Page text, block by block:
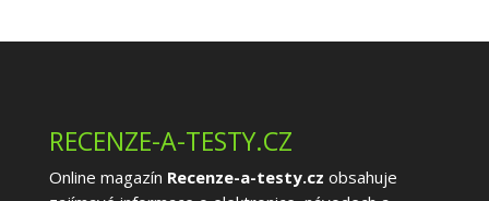
RECENZE-A-TESTY.CZ
Online magazín Recenze-a-testy.cz obsahuje